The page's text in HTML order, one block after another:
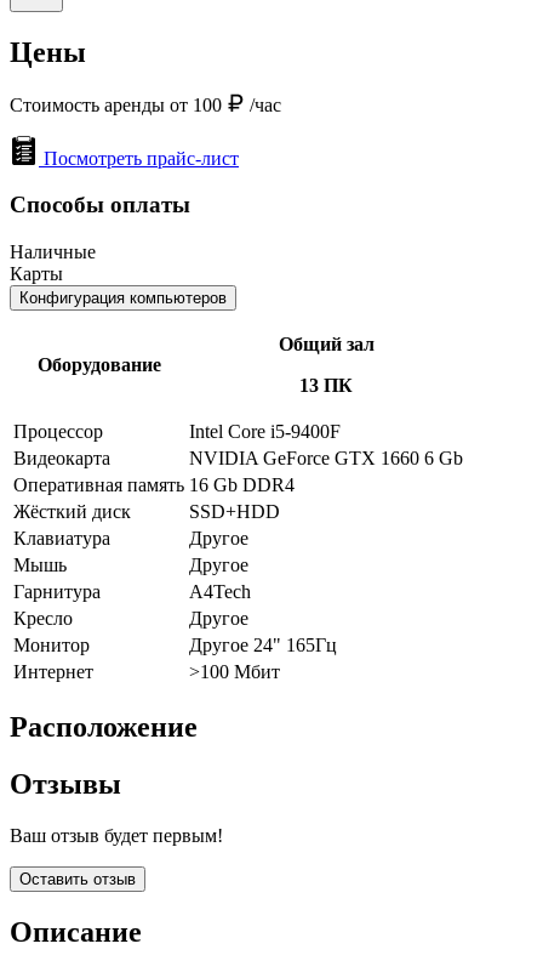
Цены
Стоимость аренды от 100 /час
Посмотреть прайс-лист
Способы оплаты
Наличные
Карты
Конфигурация компьютеров
Оборудование
Общий зал
13 ПК
Процессор
Intel Core i5-9400F
Видеокарта
NVIDIA GeForce GTX 1660 6 Gb
Оперативная память 16 Gb DDR4
Жёсткий диск
SSD+HDD
Клавиатура
Другое
Мышь
Другое
Гарнитура
A4Tech
Кресло
Другое
Монитор
Другое 24" 165Гц
Интернет
>100 Мбит
Расположение
Отзывы
Ваш отзыв будет первым!
Оставить отзыв
Описание